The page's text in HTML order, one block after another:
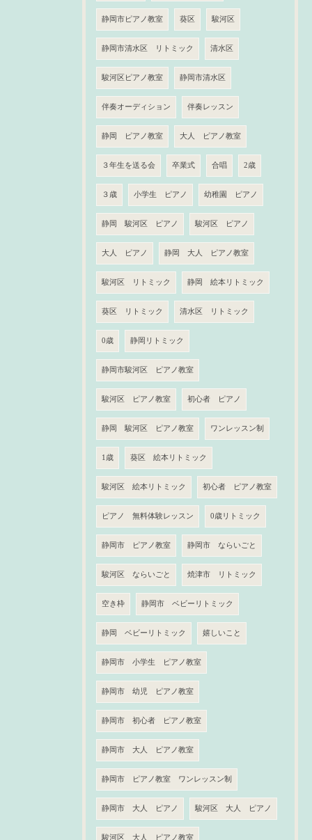
静岡市ピアノ教室 葵区 駿河区
静岡市清水区 リトミック 清水区
駿河区ピアノ教室 静岡市清水区
伴奏オーディション 伴奏レッスン
静岡 ピアノ教室 大人 ピアノ教室
３年生を送る会 卒業式 合唱 2歳
３歳 小学生 ピアノ 幼稚園 ピアノ
静岡 駿河区 ピアノ 駿河区 ピアノ
大人 ピアノ 静岡 大人 ピアノ教室
駿河区 リトミック 静岡 絵本リトミック
葵区 リトミック 清水区 リトミック
0歳 静岡リトミック
静岡市駿河区 ピアノ教室
駿河区 ピアノ教室 初心者 ピアノ
静岡 駿河区 ピアノ教室 ワンレッスン制
1歳 葵区 絵本リトミック
駿河区 絵本リトミック 初心者 ピアノ教室
ピアノ 無料体験レッスン 0歳リトミック
静岡市 ピアノ教室 静岡市 ならいごと
駿河区 ならいごと 焼津市 リトミック
空き枠 静岡市 ベビーリトミック
静岡 ベビーリトミック 嬉しいこと
静岡市 小学生 ピアノ教室
静岡市 幼児 ピアノ教室
静岡市 初心者 ピアノ教室
静岡市 大人 ピアノ教室
静岡市 ピアノ教室 ワンレッスン制
静岡市 大人 ピアノ 駿河区 大人 ピアノ
駿河区 大人 ピアノ教室